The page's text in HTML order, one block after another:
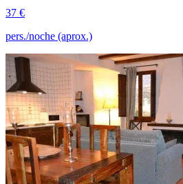
37 €
pers./noche (aprox.)